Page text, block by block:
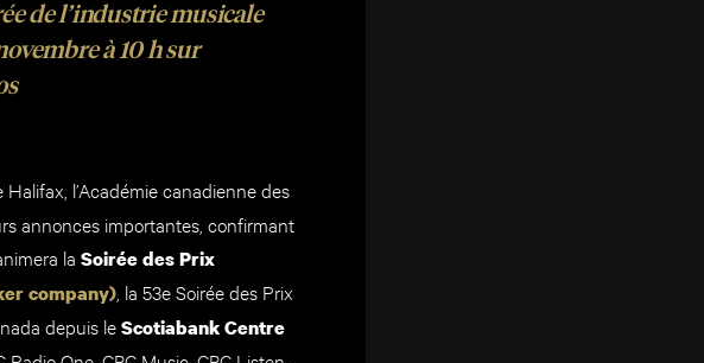
de l’industrie musicale
à 10 h sur
l’Académie canadienne des
annonces importantes, confirmant
la Soirée des Prix
company) , la 53e Soirée des Prix
depuis leScotiabank Centre